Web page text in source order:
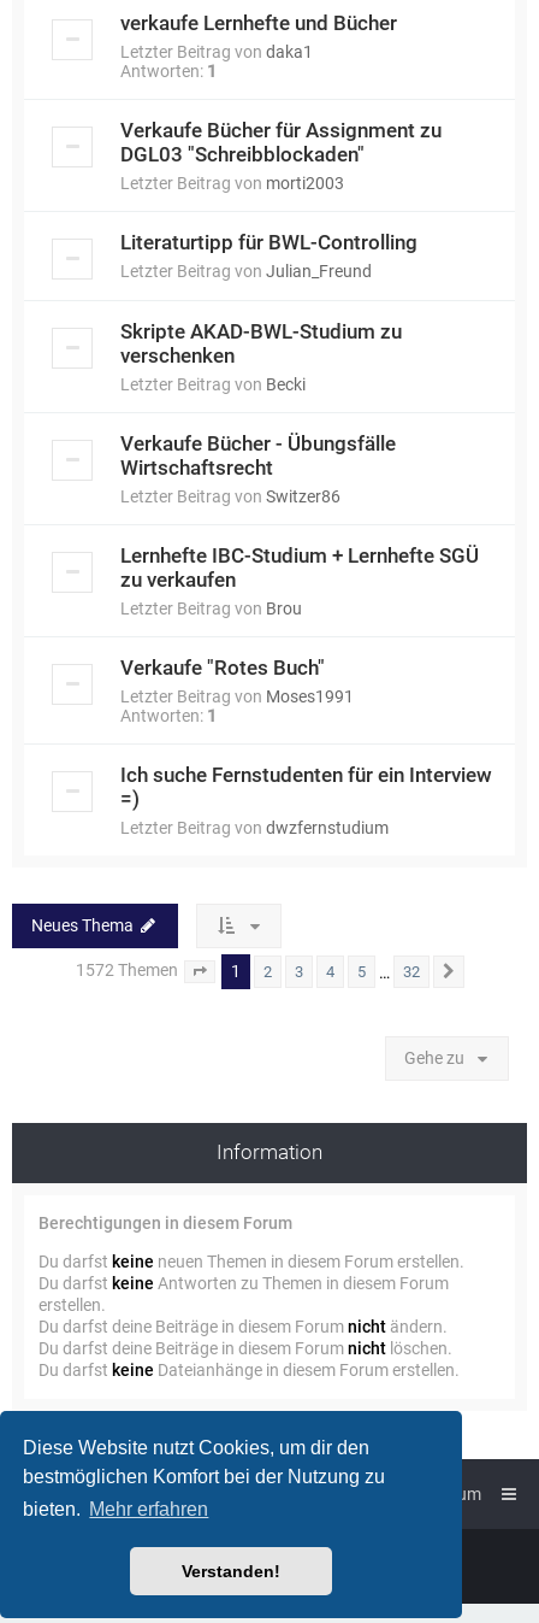
Diese Website nutzt Cookies, um dir den
bestmöglichen Komfort bei der Nutzung zu
bieten. Mehr erfahren
Verstanden!
verkaufe Lernhefte und Bücher
Letzter Beitrag von daka1
Antworten: 1
Verkaufe Bücher für Assignment zu
DGL03 "Schreibblockaden"
Letzter Beitrag von morti2003
Literaturtipp für BWL-Controlling
Letzter Beitrag von Julian_Freund
Skripte AKAD-BWL-Studium zu
verschenken
Letzter Beitrag von Becki
Verkaufe Bücher - Übungsfälle
Wirtschaftsrecht
Letzter Beitrag von Switzer86
Lernhefte IBC-Studium + Lernhefte SGÜ
zu verkaufen
Letzter Beitrag von Brou
Verkaufe "Rotes Buch"
Letzter Beitrag von Moses1991
Antworten: 1
Ich suche Fernstudenten für ein Interview
=)
Letzter Beitrag von dwzfernstudium
Neues Thema
1572 Themen Seite von 32
1 2 3 4 5 … 32
Gehe zu
Information
Berechtigungen in diesem Forum
Du darfst keine neuen Themen in diesem Forum erstellen.
Du darfst keine Antworten zu Themen in diesem Forum
erstellen.
Du darfst deine Beiträge in diesem Forumnicht ändern.
Du darfst deine Beiträge in diesem Forumnicht löschen.
Du darfst keine Dateianhänge in diesem Forum erstellen.
Impressum
phpBB
Deutsche Übersetzung durchphpBB.de